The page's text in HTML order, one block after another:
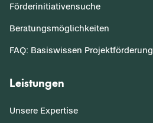
Förderinitiativensuche
Beratungsmöglichkeiten
FAQ: Basiswissen Projektförderung
Leistungen
Unsere Expertise